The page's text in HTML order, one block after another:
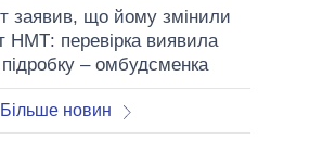
заявив, що йому змінили
НМТ: перевірка виявила
– омбудсменка
Більше новин